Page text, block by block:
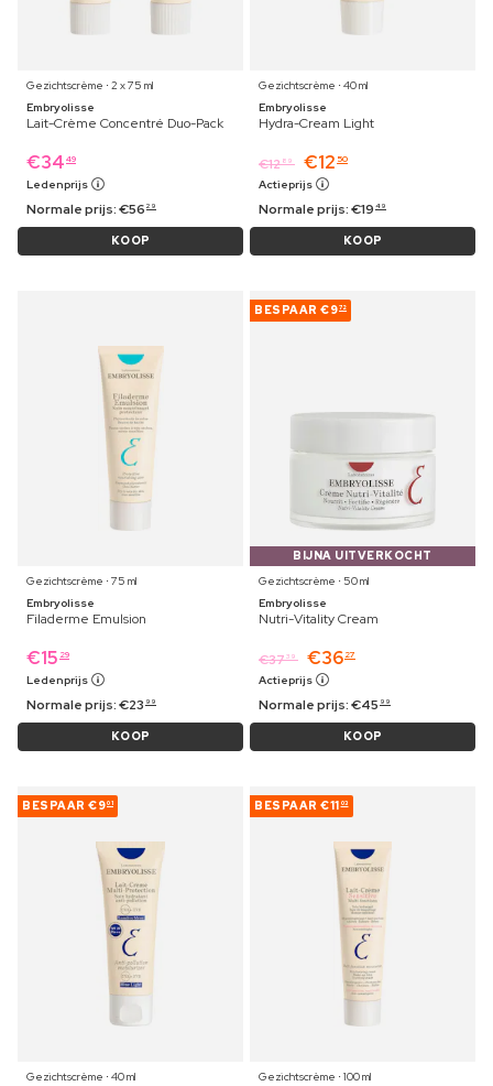
Gezichtscrème ⋅ 2 x 75 ml
Embryolisse
Lait-Crème Concentré Duo-Pack
€34 49
Ledenprijs
Normale prijs:€56 29
KOOP
Gezichtscrème ⋅ 40 ml
Embryolisse
Hydra-Cream Light
€12 89 €12 50
Actieprijs
Normale prijs:€19 49
KOOP
Gezichtscrème ⋅ 75 ml
Embryolisse
Filaderme Emulsion
€15 29
Ledenprijs
Normale prijs:€23 99
KOOP
BESPAAR €972
BIJNA UITVERKOCHT
Gezichtscrème ⋅ 50 ml
Embryolisse
Nutri-Vitality Cream
€3739 €36 27
Actieprijs
Normale prijs:€45 99
KOOP
BESPAAR €901
Gezichtscrème ⋅ 40 ml
BESPAAR €11 03
Gezichtscrème ⋅ 100 ml